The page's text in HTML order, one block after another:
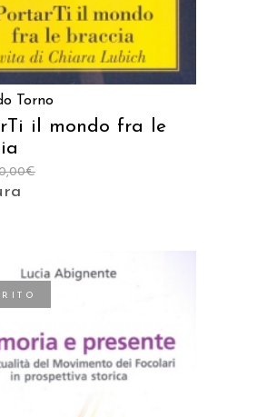
Torno
il mondo fra le
€